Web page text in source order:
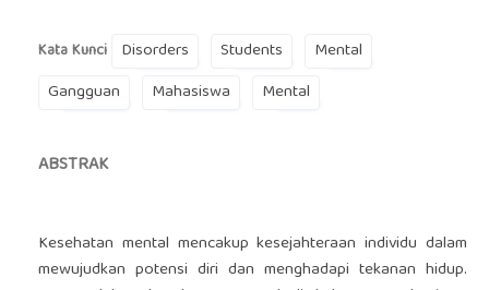
Kata Kunci Disorders Students
Mental
Gangguan
Mahasiswa Mental
ABSTRAK
Kesehatan mental mencakup kesejahteraan individu dalam
mewujudkan potensi diri dan menghadapi tekanan hidup.